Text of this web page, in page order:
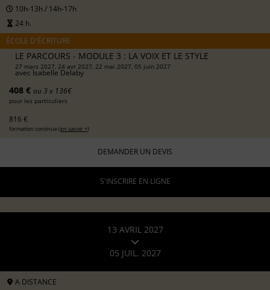
10h-13h / 14h-17h
24 h.
ÉCOLE D'ÉCRITURE
LE PARCOURS - MODULE 3 : LA VOIX ET LE STYLE
27 mars 2027, 24 avr 2027, 22 mai 2027, 05 juin 2027
avec Isabelle Delaby
408 € ou 3 x 136€
pour les particuliers
816 €
formation continue (en savoir +)
DEMANDER UN DEVIS
S'INSCRIRE EN LIGNE
13 AVRIL 2027
05 JUIL. 2027
A DISTANCE